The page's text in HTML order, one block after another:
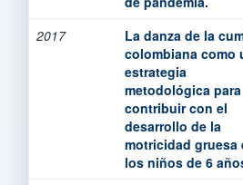
2017
La danza de la
colombiana como
estrategia
metodológica para
contribuir con el
desarrollo de la
motricidad gruesa
los niños de 6